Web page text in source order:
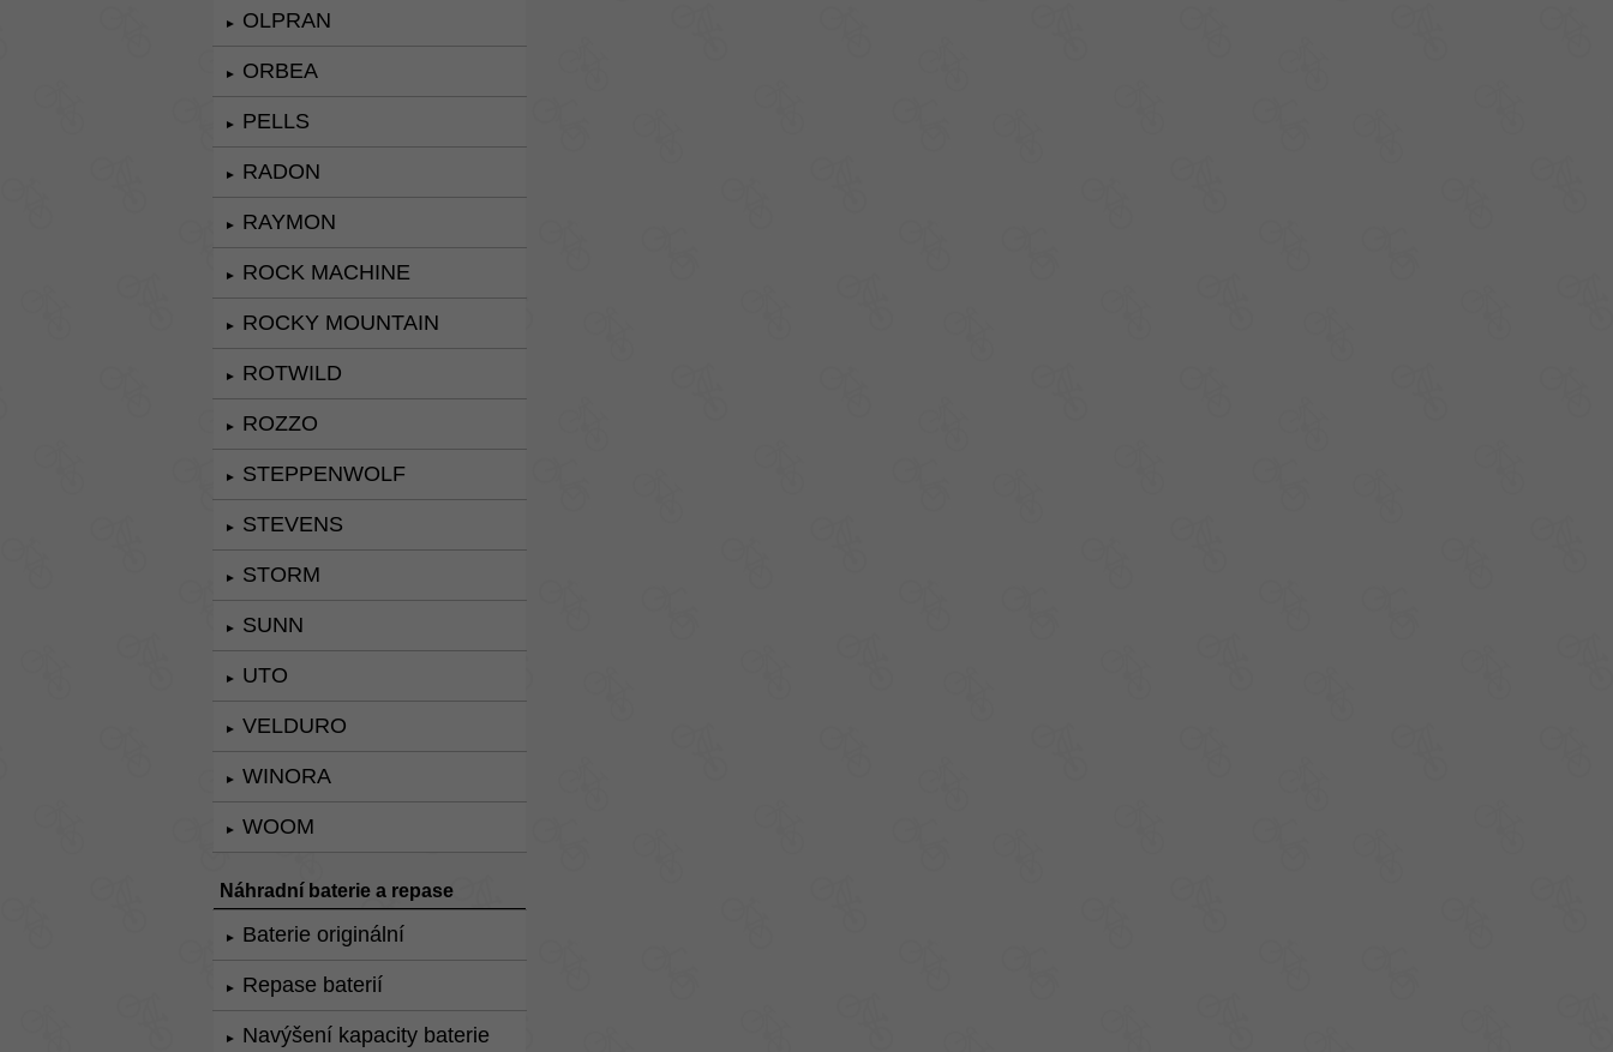
► OLPRAN
► ORBEA
► PELLS
► RADON
► RAYMON
► ROCK MACHINE
► ROCKY MOUNTAIN
► ROTWILD
► ROZZO
► STEPPENWOLF
► STEVENS
► STORM
► SUNN
► UTO
► VELDURO
► WINORA
► WOOM
Náhradní baterie a repase
► Baterie originální
► Repase baterií
► Navýšení kapacity baterie